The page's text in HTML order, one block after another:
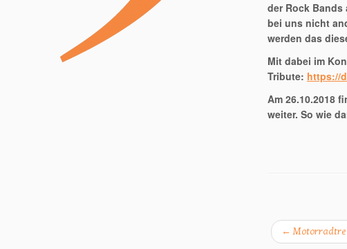
der Rock Bands
bei uns nicht
werden das
Mit dabei im
Tribute: https://
Am 26.10.2018
weiter. So wie
←